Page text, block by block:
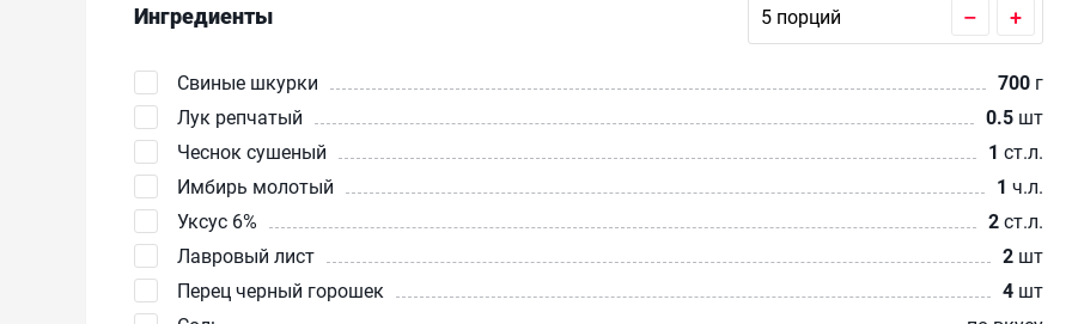
Ингредиенты – +
Свиные шкурки 700 г
Лук репчатый
0.5 шт
Чеснок сушеный
1 ст.л.
Имбирь молотый
1 ч.л.
Уксус 6%
2ст.л.
Лавровый лист
2 шт
Перец черный горошек
4 шт